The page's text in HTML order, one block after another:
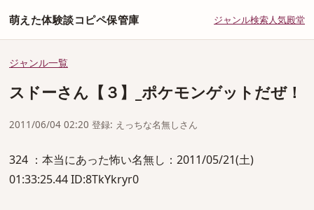
萌えた体験談コピペ保管庫 ジャンル検索人気殿堂
ジャンル一覧
スドーさん【３】_ポケモンゲットだぜ！
2011/06/04 02:20 登録: えっちな名無しさん
324 ：本当にあった怖い名無し：2011/05/21(土)
01:33:25.44 ID:8TkYkryr0